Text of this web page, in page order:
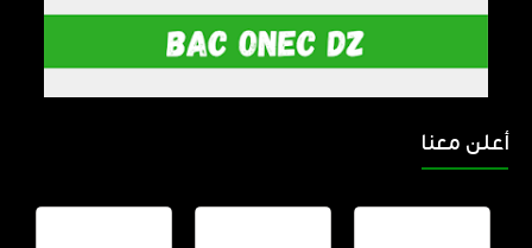
أعلن معنا